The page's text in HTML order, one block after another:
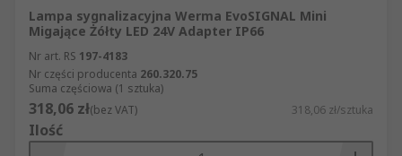
Lampa sygnalizacyjna Werma EvoSIGNAL Mini
Migające Żółty LED 24V Adapter IP66
Nr art. RS 197-4183
Nr części producenta 260.320.75
Suma częściowa (1 sztuka)
318,06 zł(bez VAT) 318,06 zł/sztuka
Ilość